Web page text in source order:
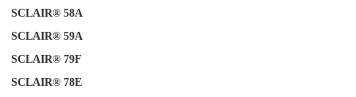
SCLAIR® 58A
SCLAIR®59A
SCLAIR®79F
SCLAIR® 78E